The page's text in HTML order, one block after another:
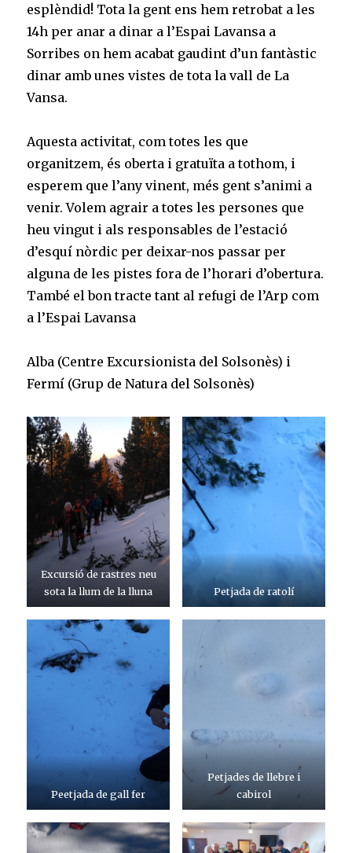
esplèndid! Tota la gent ens hem retrobat a les
14h per anar a dinar a l’Espai Lavansa a
Sorribes on hem acabat gaudint d’un fantàstic
dinar amb unes vistes de tota la vall de La
Vansa.
Aquesta activitat, com totes les que
organitzem, és oberta i gratuïta a tothom, i
esperem que l’any vinent, més gent s’animi a
venir. Volem agrair a totes les persones que
heu vingut i als responsables de l’estació
d’esquí nòrdic per deixar-nos passar per
alguna de les pistes fora de l’horari d’obertura.
També el bon tracte tant al refugi de l’Arp com
a l’Espai Lavansa
Alba (Centre Excursionista del Solsonès) i
Fermí (Grup de Natura del Solsonès)
Excursió de rastres neu
sota la llum de la lluna
Petjada de ratolí
Peetjada de gall fer
Petjades de llebre i
cabirol